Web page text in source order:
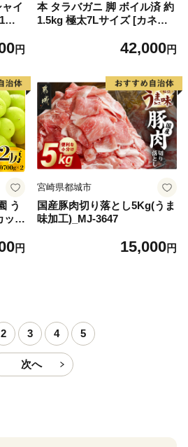
イ
6
r
円
本 タラバガニ 脚 ボイル済 約
1.5kg 極太7Lサイズ [カネダ
6] カニ かに 蟹 たらばがに た
42,000円
う
ット
産協
円
宮崎県都城市
国産豚肉切り落とし5Kg(うま
味加工)_MJ-3647
15,000円
2 3 4 5
次へ